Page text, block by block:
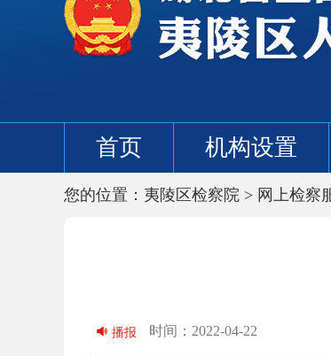
首页 机构设置
您的位置： 夷陵区检察院 > 网上检察
播报 时间：2022-04-22